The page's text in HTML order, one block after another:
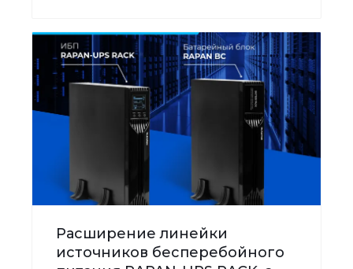
Расширение линейки
источников бесперебойного